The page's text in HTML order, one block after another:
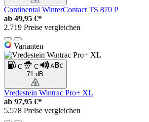
Continental WinterContact TS 870 P
ab 49,95 €*
2.719 Preise vergleichen
Varianten
C
C
71 dB
Vredestein Wintrac Pro+ XL
ab 97,95 €*
5.578 Preise vergleichen